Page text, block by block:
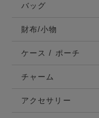
バッグ
財布/小物
ケース / ポーチ
チャーム
アクセサリー